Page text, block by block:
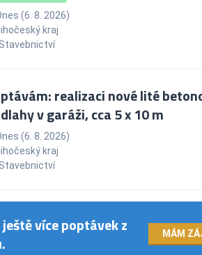
(6. 8. 2026)
kraj
Stavebnictví
realizaci nové lité
v garáži, cca 5 x 10 m
(6. 8. 2026)
kraj
Stavebnictví
více poptávek z
MÁM